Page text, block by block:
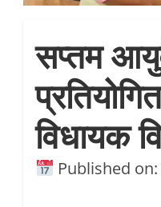
सप्तम
विधायक
Published